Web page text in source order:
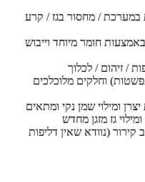
במערכת / מחסור בגז / קרע
חומר מיוחד וייבוש
/ זיהום / לכלוך
וחלקים מלוכלכים
ומילוי שמן נקי ומתאים
גז מזגן מחדש
(נוודא שאין דליפות